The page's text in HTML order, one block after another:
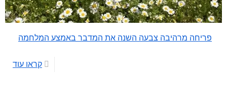
פריחה מרהיבה צבעה השנה את המדבר באמצע המלחמה
קראו עוד